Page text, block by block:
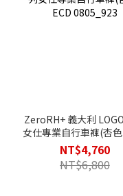
ZeroRH+ 義大利
女仕專業自行車褲(杏色
0805_923
NT$4,760
NT$6,800